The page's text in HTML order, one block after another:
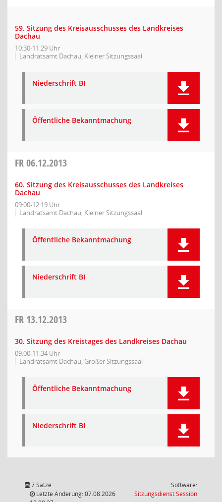
59. Sitzung des Kreisausschusses des Landkreises
Dachau
10:30-11:29 Uhr
Landratsamt Dachau, Kleiner Sitzungssaal
Niederschrift BI
Öffentliche Bekanntmachung
FR06.12.2013
60. Sitzung des Kreisausschusses des Landkreises
Dachau
09:00-12:19 Uhr
Landratsamt Dachau, Kleiner Sitzungssaal
Öffentliche Bekanntmachung
Niederschrift BI
FR 13.12.2013
30. Sitzung des Kreistages des Landkreises Dachau
09:00-11:34 Uhr
Landratsamt Dachau, Großer Sitzungssaal
Öffentliche Bekanntmachung
Niederschrift BI
7 Sätze
Letzte Änderung: 07.08.2026
Software:
SitzungsdienstSession(Wird in